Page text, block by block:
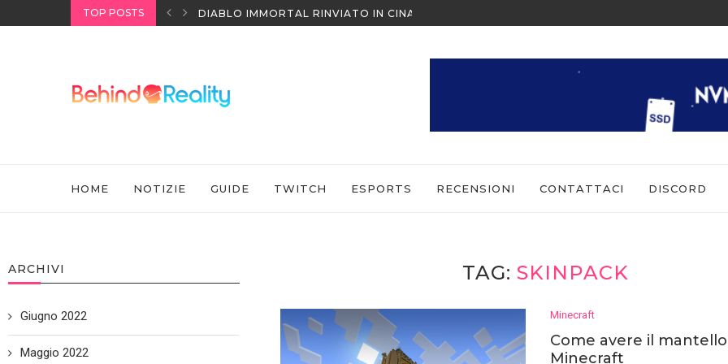
TOP POSTS
SONY DIABLO IMMORTAL RINVIATO IN CINA ALL’ULTIMO MOMENTO
HOME NOTIZIE GUIDE TWITCH ESPORTS RECENSIONI CONTATTACI DISCORD
TAG:SKINPACK
Minecraft
Come avere il
Minecraft
ARCHIVI
Giugno 2022
Maggio 2022